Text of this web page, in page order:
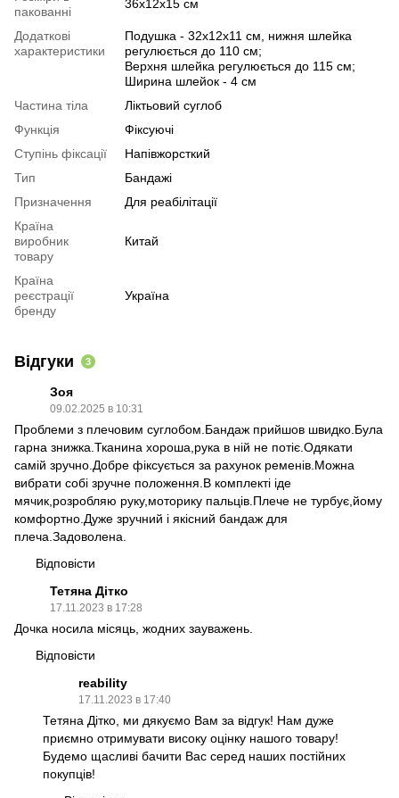
пакованні
36х12х15 см
Додаткові
характеристики
Подушка - 32х12х11 см, нижня шлейка
регулюється до 110 см;
Верхня шлейка регулюється до 115 см;
Ширина шлейок - 4 см
Частина тіла
Ліктьовий суглоб
Функція
Фіксуючі
Ступінь фіксації
Напівжорсткий
Тип
Бандажі
Призначення
Для реабілітації
Країна
виробник
товару
Китай
Країна
реєстрації
бренду
Україна
Відгуки 3
Зоя
09.02.2025 в 10:31
Проблеми з плечовим суглобом.Бандаж прийшов швидко.Була
гарна знижка.Тканина хороша,рука в ній не потіє.Одякати
самій зручно.Добре фіксується за рахунок ременів.Можна
вибрати собі зручне положення.В комплекті іде
мячик,розробляю руку,моторику пальців.Плече не турбує,йому
комфортно.Дуже зручний і якісний бандаж для
плеча.Задоволена.
Відповісти
Тетяна Дітко
17.11.2023 в 17:28
Дочка носила місяць, жодних зауважень.
Відповісти
reability
17.11.2023 в 17:40
Тетяна Дітко, ми дякуємо Вам за відгук! Нам дуже
приємно отримувати високу оцінку нашого товару!
Будемо щасливі бачити Вас серед наших постійних
покупців!